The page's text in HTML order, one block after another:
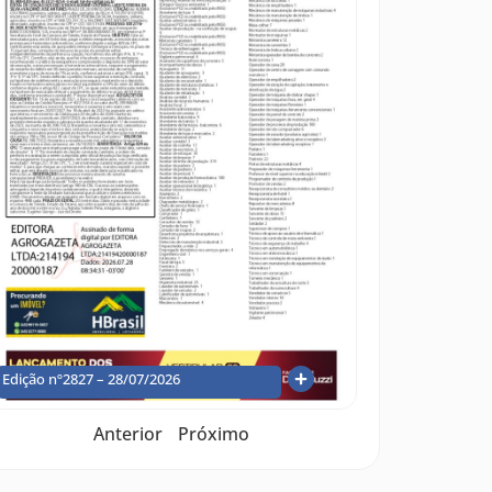
Edição nº2827 – 28/07/2026
Anterior Próximo